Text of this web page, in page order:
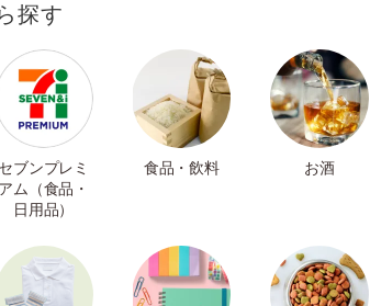
探す
セブンプレミ
アム（食品・
日用品）
食品・飲料 お酒